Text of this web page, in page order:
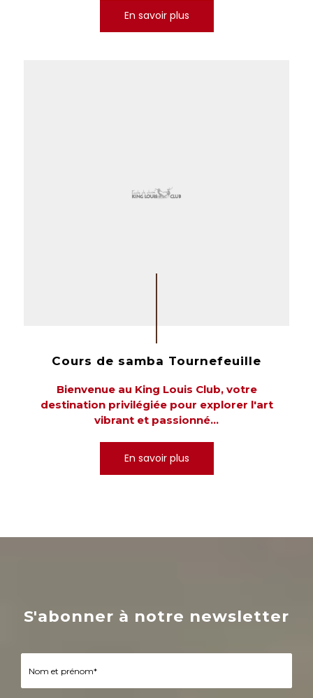
En savoir plus
Cours de samba Tournefeuille
Bienvenue au King Louis Club, votre
destination privilégiée pour explorer l'art
vibrant et passionné...
En savoir plus
S'abonner à notre newsletter